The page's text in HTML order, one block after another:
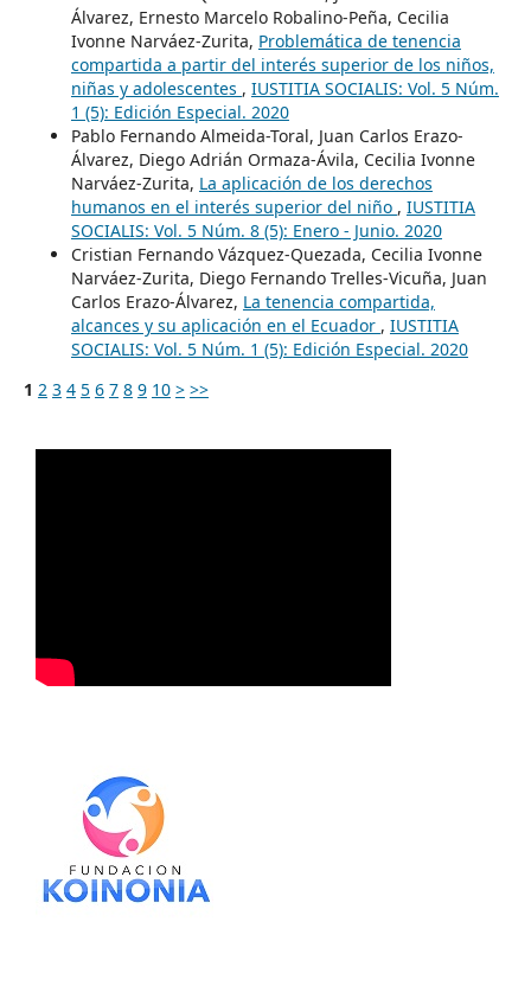
Álvarez, Ernesto Marcelo Robalino-Peña, Cecilia
Ivonne Narváez-Zurita, Problemática de tenencia
compartida a partir del interés superior de los niños,
niñas y adolescentes , IUSTITIA SOCIALIS: Vol. 5 Núm.
1 (5): Edición Especial. 2020
Pablo Fernando Almeida-Toral, Juan Carlos Erazo-
Álvarez, Diego Adrián Ormaza-Ávila, Cecilia Ivonne
Narváez-Zurita, La aplicación de los derechos
humanos en el interés superior del niño , IUSTITIA
SOCIALIS: Vol. 5 Núm. 8 (5): Enero - Junio. 2020
Cristian Fernando Vázquez-Quezada, Cecilia Ivonne
Narváez-Zurita, Diego Fernando Trelles-Vicuña, Juan
Carlos Erazo-Álvarez, La tenencia compartida,
alcances y su aplicación en el Ecuador , IUSTITIA
SOCIALIS: Vol. 5 Núm. 1 (5): Edición Especial. 2020
1 2 3 4 5 6 7 8 9 10 > >>